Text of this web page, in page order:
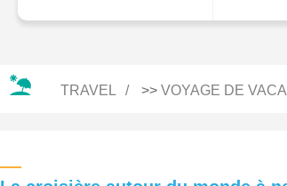
TRAVEL >> VOYAGE DE